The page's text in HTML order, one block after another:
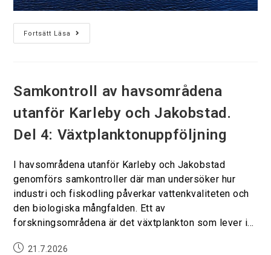
Fortsätt Läsa
Samkontroll av havsområdena
utanför Karleby och Jakobstad.
Del 4: Växtplanktonuppföljning
I havsområdena utanför Karleby och Jakobstad
genomförs samkontroller där man undersöker hur
industri och fiskodling påverkar vattenkvaliteten och
den biologiska mångfalden. Ett av
forskningsområdena är det växtplankton som lever i…
21.7.2026